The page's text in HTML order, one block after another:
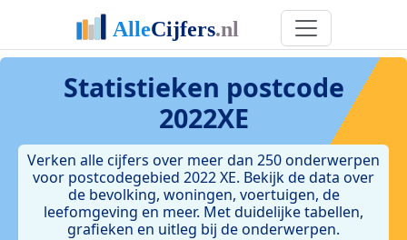
Statistieken postcode
2022XE
Verken alle cijfers over meer dan 250 onderwerpen
voor postcodegebied 2022 XE. Bekijk de data over
de bevolking, woningen, voertuigen, de
leefomgeving en meer. Met duidelijke tabellen,
grafieken en uitleg bij de onderwerpen.